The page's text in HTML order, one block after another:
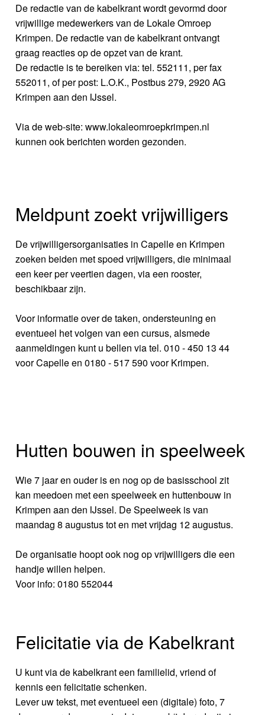
De redactie van de kabelkrant wordt gevormd door
vrijwillige medewerkers van de Lokale Omroep
Krimpen. De redactie van de kabelkrant ontvangt
graag reacties op de opzet van de krant.
De redactie is te bereiken via: tel. 552111, per fax
552011, of per post: L.O.K., Postbus 279, 2920 AG
Krimpen aan den IJssel.
Via de web-site: www.lokaleomroepkrimpen.nl
kunnen ook berichten worden gezonden.
Meldpunt zoekt vrijwilligers
De vrijwilligersorganisaties in Capelle en Krimpen
zoeken beiden met spoed vrijwilligers, die minimaal
een keer per veertien dagen, via een rooster,
beschikbaar zijn.
Voor informatie over de taken, ondersteuning en
eventueel het volgen van een cursus, alsmede
aanmeldingen kunt u bellen via tel. 010 - 450 13 44
voor Capelle en 0180 - 517 590 voor Krimpen.
Hutten bouwen in speelweek
Wie 7 jaar en ouder is en nog op de basisschool zit
kan meedoen met een speelweek en huttenbouw in
Krimpen aan den IJssel. De Speelweek is van
maandag 8 augustus tot en met vrijdag 12 augustus.
De organisatie hoopt ook nog op vrijwilligers die een
handje willen helpen.
Voor info: 0180 552044
Felicitatie via de Kabelkrant
U kunt via de kabelkrant een familielid, vriend of
kennis een felicitatie schenken.
Lever uw tekst, met eventueel een (digitale) foto, 7